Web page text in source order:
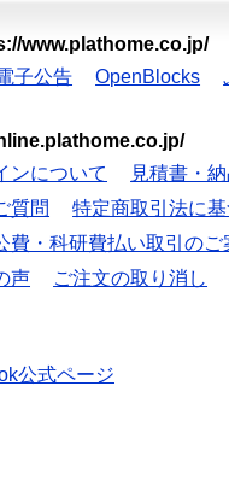
www.plathome.co.jp/
子公告 OpenBlocks
ンについて
見積書・
質問
特定商取引法に
費・科研費払い取引のご
声 ご注文の取り消し
公式ページ